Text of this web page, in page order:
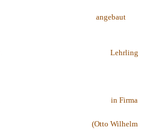
angebaut
Lehrling
in Firma
(Otto Wilhelm